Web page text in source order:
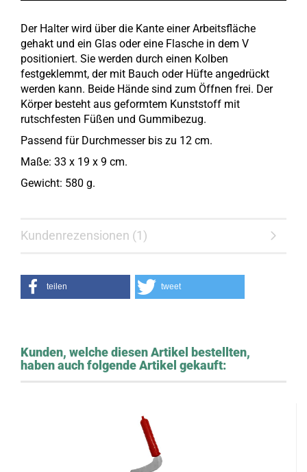
Der Halter wird über die Kante einer Arbeitsfläche
gehakt und ein Glas oder eine Flasche in dem V
positioniert. Sie werden durch einen Kolben
festgeklemmt, der mit Bauch oder Hüfte angedrückt
werden kann. Beide Hände sind zum Öffnen frei. Der
Körper besteht aus geformtem Kunststoff mit
rutschfesten Füßen und Gummibezug.
Passend für Durchmesser bis zu 12 cm.
Maße: 33 x 19 x 9 cm.
Gewicht: 580 g.
Kundenrezensionen (1)
teilen tweet
Kunden, welche diesen Artikel bestellten,
haben auch folgende Artikel gekauft: